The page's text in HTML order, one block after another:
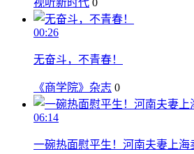
视听新时代 0
00:26
无奋斗，不青春！
《商学院》杂志 0
06:14
一碗热面慰平生！河南夫妻上海